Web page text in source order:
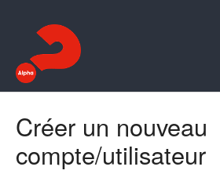
Mon Espace Famille
Créer un nouveau
compte/utilisateur